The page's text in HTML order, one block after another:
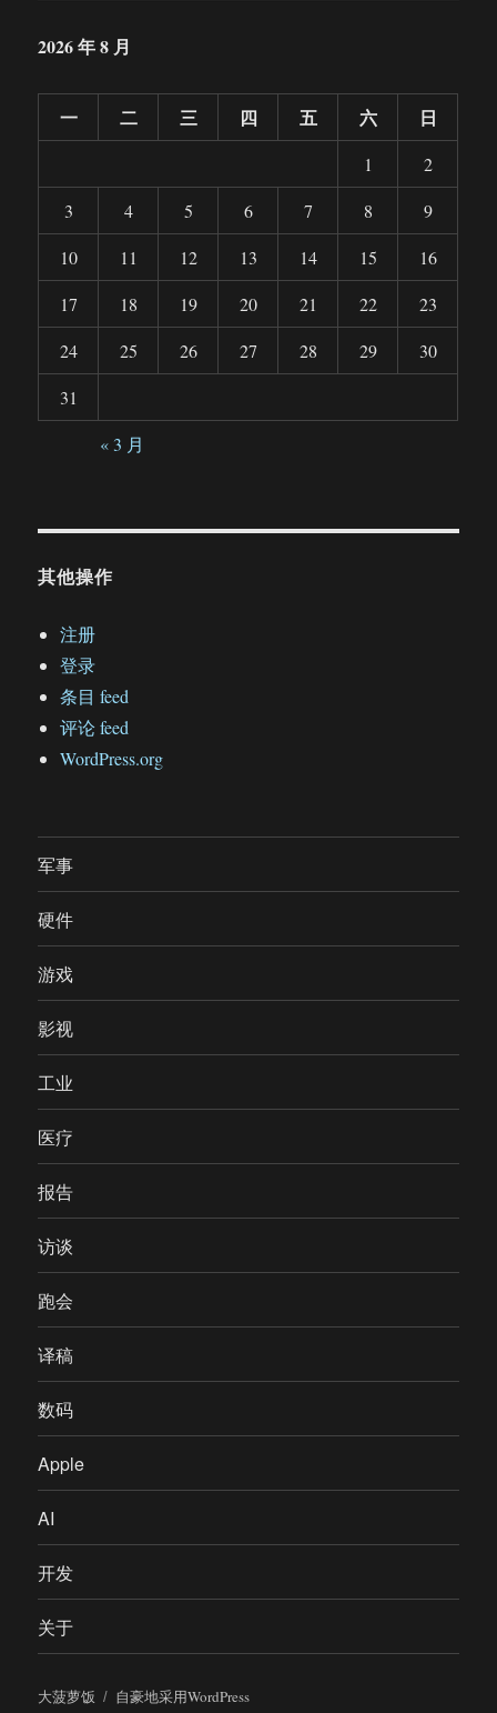
2026 年 8 月
一 二 三 四 五 六 日
1
2
3
4 5 6 7 8
9
10
11 12 13 14 15
16
17
18 19 20 21 22
23
24
25 26 27 28 29
30
31
« 3 月
其他操作
注册
登录
条目 feed
评论 feed
WordPress.org
军事
硬件
游戏
影视
工业
医疗
报告
访谈
跑会
译稿
数码
Apple
AI
开发
关于
大菠萝饭 自豪地采用WordPress